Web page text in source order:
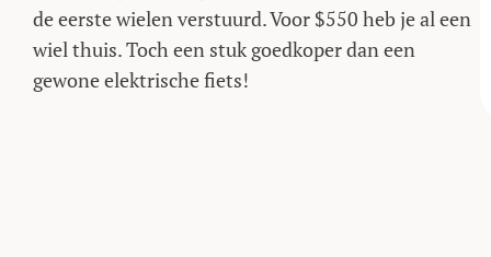
de eerste wielen verstuurd. Voor $550 heb je al een
wiel thuis. Toch een stuk goedkoper dan een
gewone elektrische fiets!